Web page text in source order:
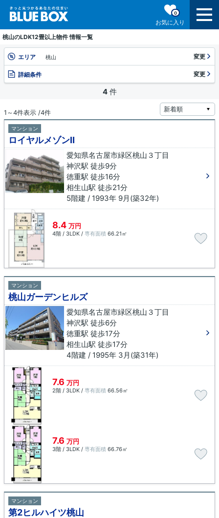
お気に入り
0
桃山のLDK12畳以上物件 情報一覧
エリア 桃山 変更
詳細条件 変更
4 件
1～4件表示 /4件
マンション
ロイヤルメゾンⅡ
愛知県名古屋市緑区桃山３丁目
神沢駅 徒歩9分
徳重駅 徒歩16分
相生山駅 徒歩21分
5階建 / 1993年 9月(築32年)
8.4 万円
4階 / 3LDK / 専有面積 66.21㎡
マンション
桃山ガーデンヒルズ
愛知県名古屋市緑区桃山３丁目
神沢駅 徒歩6分
徳重駅 徒歩17分
相生山駅 徒歩17分
4階建 / 1995年 3月(築31年)
7.6 万円
2階 / 3LDK / 専有面積 66.56㎡
7.6 万円
3階 / 3LDK / 専有面積 66.76㎡
マンション
第2ヒルハイツ桃山